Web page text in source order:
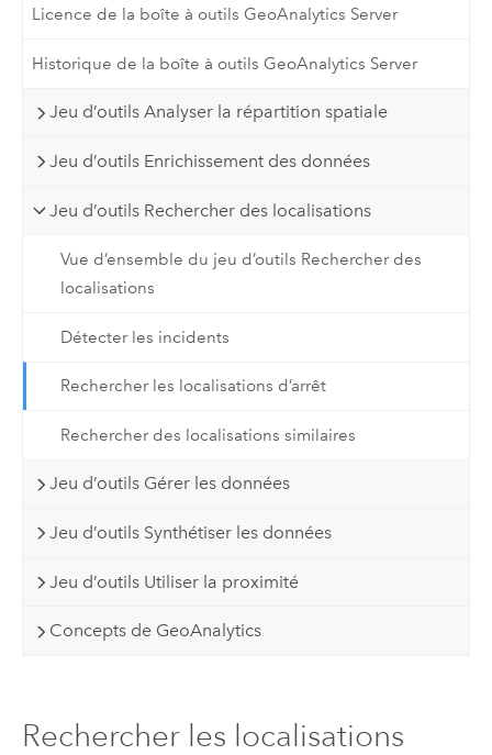
Licence de la boîte à outils GeoAnalytics Server
Historique de la boîte à outils GeoAnalytics Server
Jeu d’outils Analyser la répartition spatiale
Jeu d’outils Enrichissement des données
Jeu d’outils Rechercher des localisations
Vue d’ensemble du jeu d’outils Rechercher des
localisations
Détecter les incidents
Rechercher les localisations d’arrêt
Rechercher des localisations similaires
Jeu d’outils Gérer les données
Jeu d’outils Synthétiser les données
Jeu d’outils Utiliser la proximité
Concepts de GeoAnalytics
Rechercher les localisations